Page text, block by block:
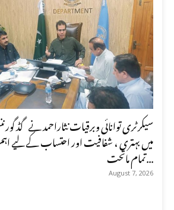
سیکرٹری توانائی وبرقیات نثاراحمد نے گڈ
میں بہتری ، شفافیت اور احتساب کے لیے
تمام ماتحت...
August 7, 2026